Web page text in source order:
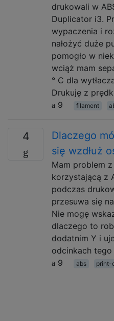
drukowali w
Duplicator i3.
wypaczenia i
nałożyć duże
pomogło w
wciąż mam
° C dla
Drukuję z
9
filament
4
Dlaczego
się wzdłuż
Mam problem
korzystającą z
podczas
przesuwa się
Nie mogę
dlaczego to
dodatnim Y i
odcinkach
9
abs print-